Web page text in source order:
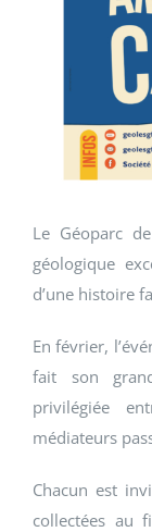
Le Géoparc
géologique
d’une histoire
En février,
fait son
privilégiée
médiateurs
Chacun est
collectées au